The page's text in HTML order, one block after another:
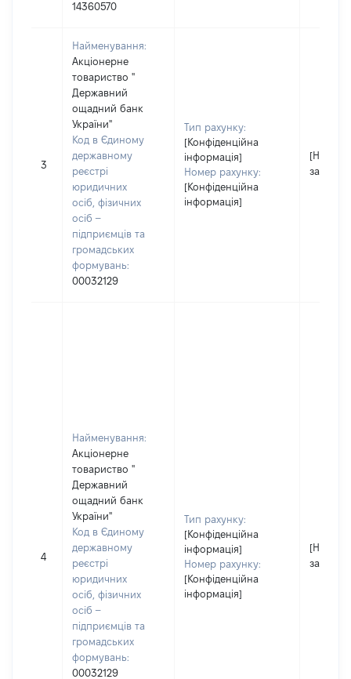
14360570
3
Найменування:
Акціонерне
товариство "
Державний
ощадний банк
України"
Код в Єдиному
державному
реєстрі
юридичних
осіб, фізичних
осіб –
підприємців та
громадських
формувань:
00032129
Тип рахунку:
[Конфіденційна
інформація]
Номер рахунку:
[Конфіденційна
інформація]
[Не
4
Найменування:
Акціонерне
товариство "
Державний
ощадний банк
України"
Код в Єдиному
державному
реєстрі
юридичних
осіб, фізичних
осіб –
підприємців та
громадських
формувань:
00032129
Тип рахунку:
[Конфіденційна
інформація]
Номер рахунку:
[Конфіденційна
інформація]
[Не